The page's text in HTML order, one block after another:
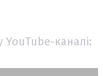
каналі: